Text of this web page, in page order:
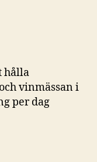
Borlänge
hålla
vinmässan i
per dag